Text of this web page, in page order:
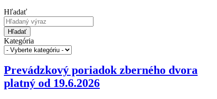
Hľadať
Hľadať
Kategória
Prevádzkový poriadok zberného dvora
platný od 19.6.2026